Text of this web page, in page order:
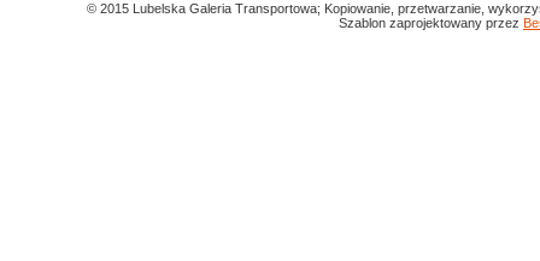
© 2015 Lubelska Galeria Transportowa; Kopiowanie, przetwarzanie,
Szablon zaprojektowany przez